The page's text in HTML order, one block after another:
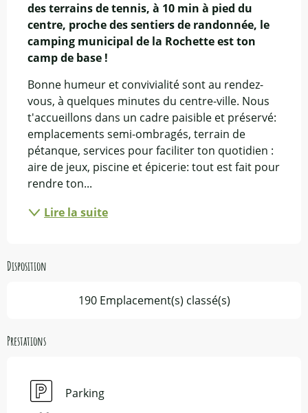
des terrains de tennis, à 10 min à pied du
centre, proche des sentiers de randonnée, le
camping municipal de la Rochette est ton
camp de base !
Bonne humeur et convivialité sont au rendez-
vous, à quelques minutes du centre-ville. Nous
t'accueillons dans un cadre paisible et préservé:
emplacements semi-ombragés, terrain de
pétanque, services pour faciliter ton quotidien :
aire de jeux, piscine et épicerie: tout est fait pour
rendre ton...
Lire la suite
Disposition
190 Emplacement(s) classé(s)
Prestations
Parking